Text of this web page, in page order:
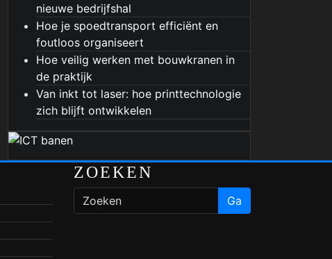
nieuwe bedrijfshal
Hoe je spoedtransport efficiënt en
foutloos organiseert
Hoe veilig werken met bouwkranen in
de praktijk
Van inkt tot laser: hoe printtechnologie
zich blijft ontwikkelen
ZOEKEN
Ga